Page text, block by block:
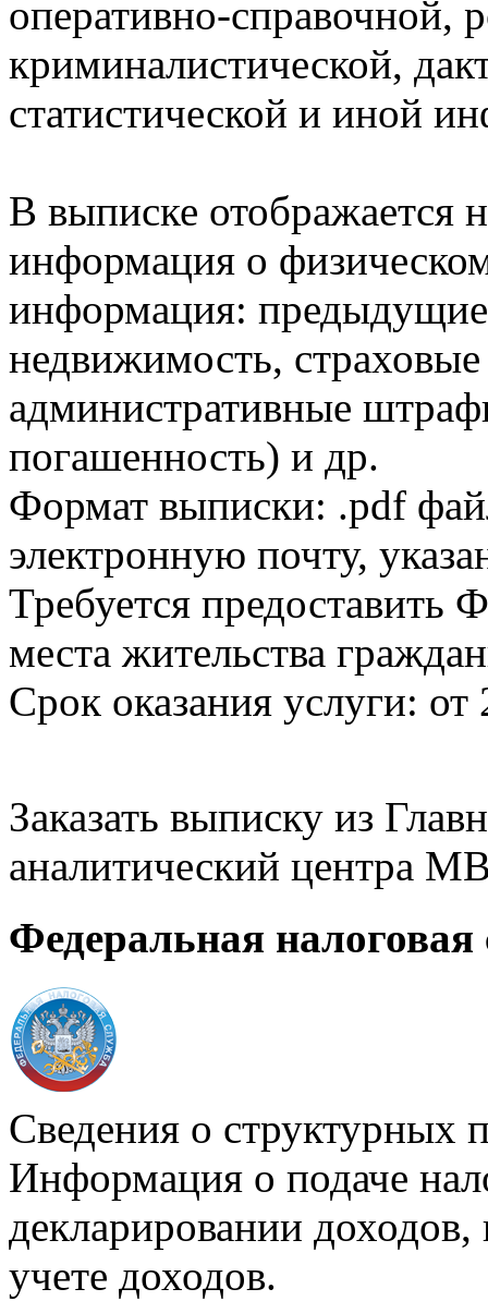
оперативно-справочной,
криминалистической,
статистической и иной
В выписке отображается
информация о
информация:
недвижимость,
административные
погашенность) и др.
Формат выписки: .pdf
электронную почту,
Требуется
места жительства
Срок оказания услуги: от
Заказать выписку из
аналитический центра
Федеральная налоговая
Сведения о структурных
Информация о подаче
декларировании доходов,
учете доходов.